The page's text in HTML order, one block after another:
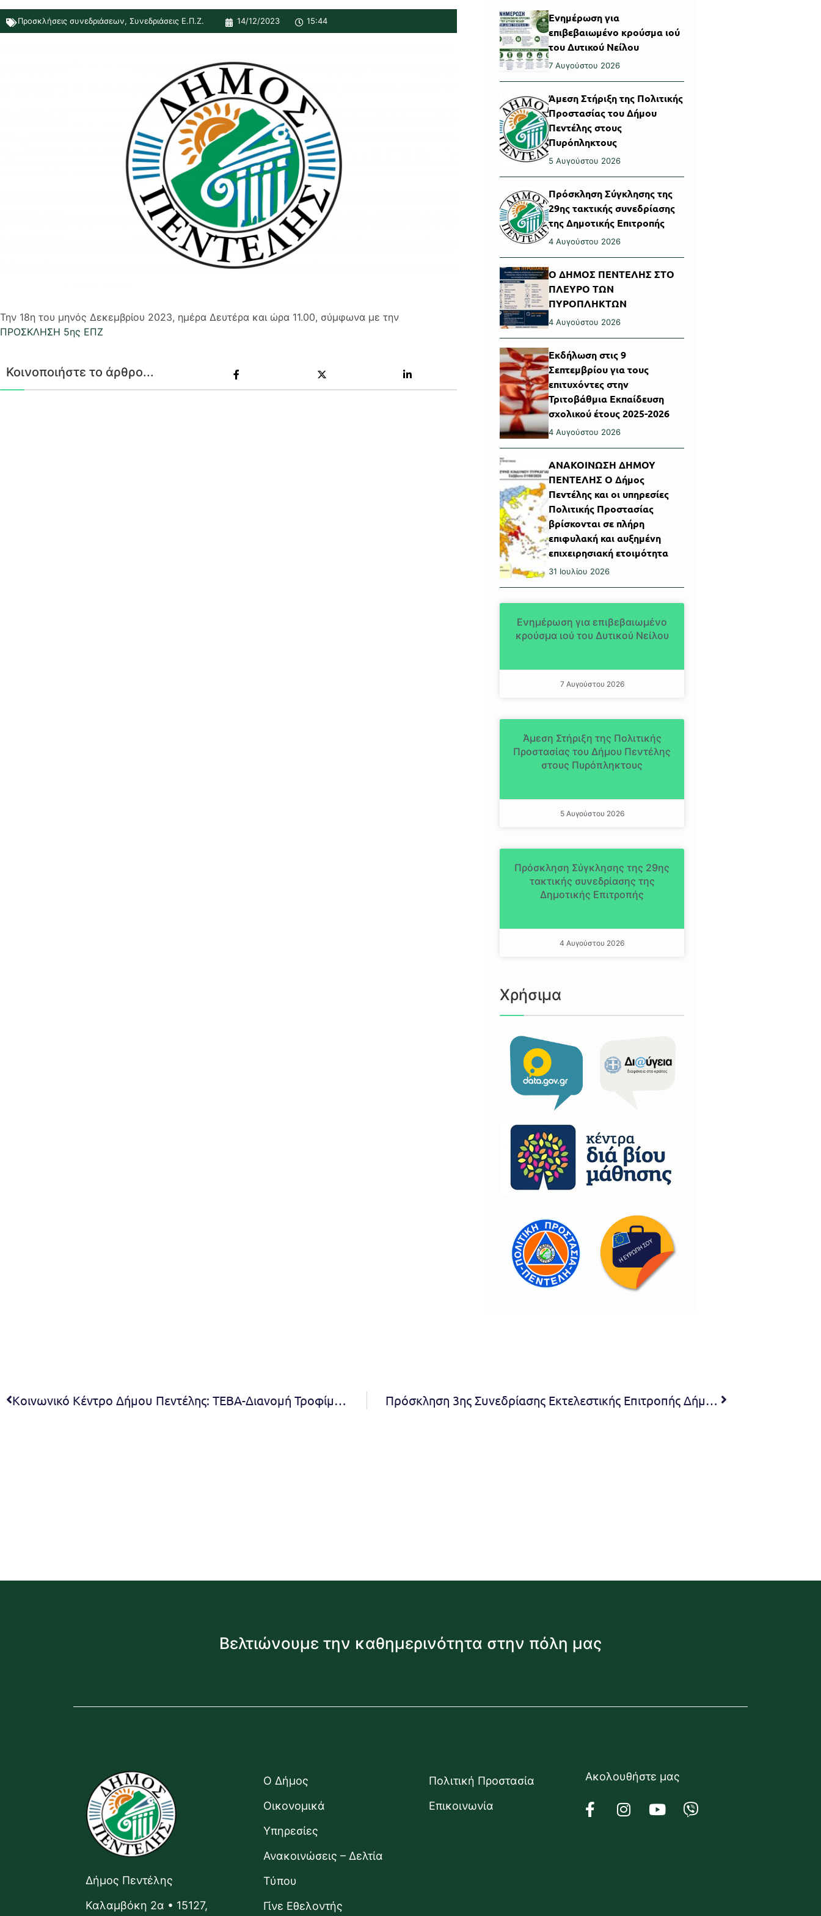
Προσκλήσεις συνεδριάσεων, Συνεδριάσεις Ε.Π.Ζ. 14/12/2023 15:44
Την 18η του μηνός Δεκεμβρίου 2023, ημέρα Δευτέρα και ώρα 11.00, σύμφωνα με την
ΠΡΟΣΚΛΗΣΗ 5ης ΕΠΖ
Κοινοποιήστε το άρθρο...
Ενημέρωση για
επιβεβαιωμένο κρούσμα ιού
του Δυτικού Νείλου
7 Αυγούστου 2026
Άμεση Στήριξη της Πολιτικής
Προστασίας του Δήμου
Πεντέλης στους
Πυρόπληκτους
5 Αυγούστου 2026
Πρόσκληση Σύγκλησης της
29ης τακτικής συνεδρίασης
της Δημοτικής Επιτροπής
4 Αυγούστου 2026
Ο ΔΗΜΟΣ ΠΕΝΤΕΛΗΣ ΣΤΟ
ΠΛΕΥΡΟ ΤΩΝ
ΠΥΡΟΠΛΗΚΤΩΝ
4 Αυγούστου 2026
Εκδήλωση στις 9
Σεπτεμβρίου για τους
επιτυχόντες στην
Τριτοβάθμια Εκπαίδευση
σχολικού έτους 2025-2026
4 Αυγούστου 2026
ΑΝΑΚΟΙΝΩΣΗ ΔΗΜΟΥ
ΠΕΝΤΕΛΗΣ Ο Δήμος
Πεντέλης και οι υπηρεσίες
Πολιτικής Προστασίας
βρίσκονται σε πλήρη
επιφυλακή και αυξημένη
επιχειρησιακή ετοιμότητα
31 Ιουλίου 2026
Ενημέρωση για επιβεβαιωμένο
κρούσμα ιού του Δυτικού Νείλου
7 Αυγούστου 2026
Άμεση Στήριξη της Πολιτικής
Προστασίας του Δήμου Πεντέλης
στους Πυρόπληκτους
5 Αυγούστου 2026
Πρόσκληση Σύγκλησης της 29ης
τακτικής συνεδρίασης της
Δημοτικής Επιτροπής
4 Αυγούστου 2026
Χρήσιμα
Κοινωνικό Κέντρο Δήμου Πεντέλης: ΤΕΒΑ-Διανομή Τροφίμων και ειδών βασικής υλικής συνδρομής – Τετάρτη 20 Δεκεμβρίου 2023 Πρόσκληση 3ης Συνεδρίασης Εκτελεστικής Επιτροπής Δήμου Πεντέλης 2023
Βελτιώνουμε την καθημερινότητα στην πόλη μας
Δήμος Πεντέλης
Καλαμβόκη 2α • 15127,
Ο Δήμος
Οικονομικά
Υπηρεσίες
Ανακοινώσεις – Δελτία
Τύπου
Γίνε Εθελοντής
Πολιτική Προστασία
Επικοινωνία
Ακολουθήστε μας